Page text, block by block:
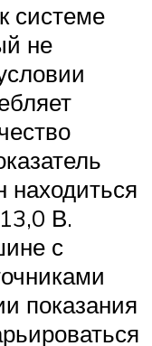
системе
не
находиться
В.
с
показания